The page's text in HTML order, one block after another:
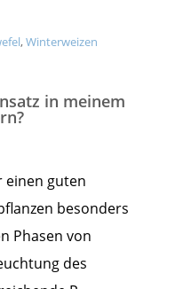
,Winterweizen
in meinem
einen guten
besonders
Phasen von
des